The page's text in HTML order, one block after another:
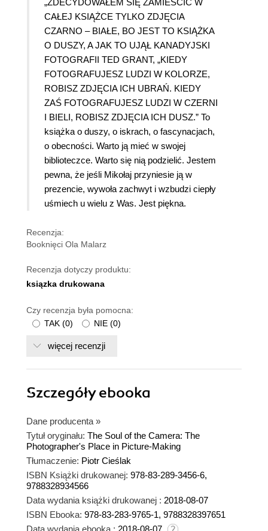
„ZDECYDOWAŁEM SIĘ ZAMIEŚCIĆ W
CAŁEJ KSIĄŻCE TYLKO ZDJĘCIA
CZARNO – BIAŁE, BO JEST TO KSIĄŻKA
O DUSZY, A JAK TO UJĄŁ KANADYJSKI
FOTOGRAFII TED GRANT, „KIEDY
FOTOGRAFUJESZ LUDZI W KOLORZE,
ROBISZ ZDJĘCIA ICH UBRAŃ. KIEDY
ZAŚ FOTOGRAFUJESZ LUDZI W CZERNI
I BIELI, ROBISZ ZDJĘCIA ICH DUSZ.” To
książka o duszy, o iskrach, o fascynacjach,
o obecności. Warto ją mieć w swojej
biblioteczce. Warto się nią podzielić. Jestem
pewna, że jeśli Mikołaj przyniesie ją w
prezencie, wywoła zachwyt i wzbudzi ciepły
uśmiech u wielu z Was. Jest piękna.
Recenzja:
Booknięci Ola Malarz
Recenzja dotyczy produktu:
ksiązka drukowana
Czy recenzja była pomocna:
TAK (0) NIE (0)
więcej recenzji
Szczegółyebooka
Dane producenta »
Tytuł oryginału: The Soul of the Camera: The
Photographer's Place in Picture-Making
Tłumaczenie: Piotr Cieślak
ISBN Książki drukowanej: 978-83-289-3456-6,
9788328934566
Data wydania książki drukowanej : 2018-08-07
ISBN Ebooka: 978-83-283-9765-1, 9788328397651